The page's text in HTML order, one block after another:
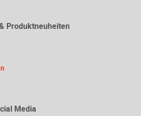
Produktneuheiten
Media